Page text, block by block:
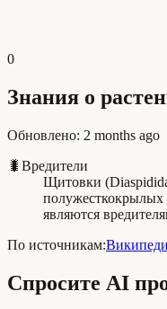
0
Знания о
Обновлено: 2 months ago
🐛 Вредители
Щитовки
полужесткокрылых
являются
По источникам:
Спросите AI